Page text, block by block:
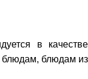
в качестве
блюдам, блюдам из